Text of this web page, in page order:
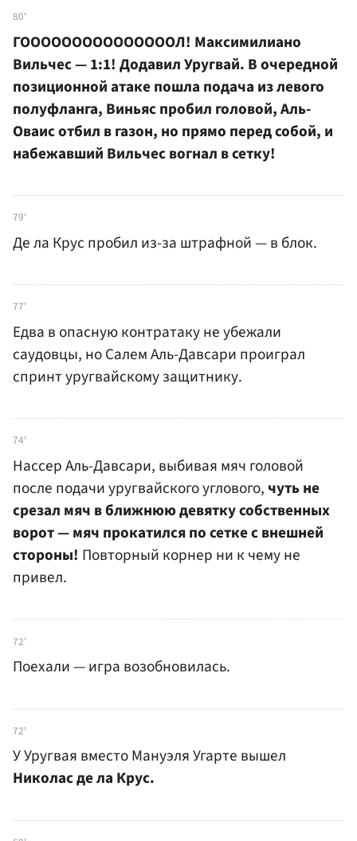
80'
ГОООООООООООООООЛ! Максимилиано
Вильчес — 1:1! Додавил Уругвай. В очередной
позиционной атаке пошла подача из левого
полуфланга, Виньяс пробил головой, Аль-
Оваис отбил в газон, но прямо перед собой, и
набежавший Вильчес вогнал в сетку!
79'
Де ла Крус пробил из-за штрафной — в блок.
77'
Едва в опасную контратаку не убежали
саудовцы, но Салем Аль-Давсари проиграл
спринт уругвайскому защитнику.
74'
Нассер Аль-Давсари, выбивая мяч головой
после подачи уругвайского углового, чуть не
срезал мяч в ближнюю девятку собственных
ворот — мяч прокатился по сетке с внешней
стороны! Повторный корнер ни к чему не
привел.
72'
Поехали — игра возобновилась.
72'
У Уругвая вместо Мануэля Угарте вышел
Николас де ла Крус.